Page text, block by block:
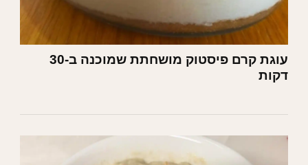
עוגת קרם פיסטוק מושחתת שמוכנה ב-30
דקות